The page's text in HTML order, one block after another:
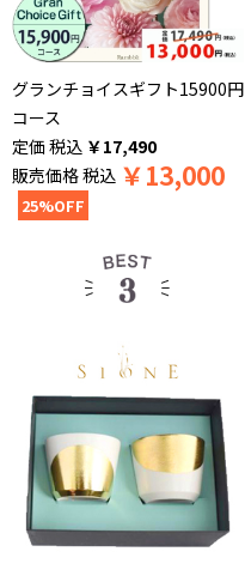
グランチョイスギフト15900円
コース
税込 ￥17,490
販売価格税込 ￥13,000
25%OFF